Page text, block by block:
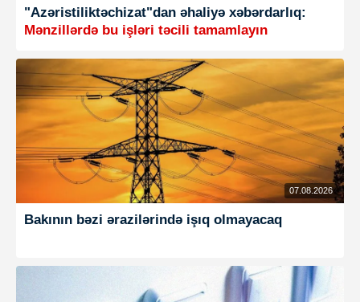
"Azəristiliktəchizat"dan əhaliyə xəbərdarlıq:
Mənzillərdə bu işləri təcili tamamlayın
07.08.2026
Bakının bəzi ərazilərində işıq olmayacaq